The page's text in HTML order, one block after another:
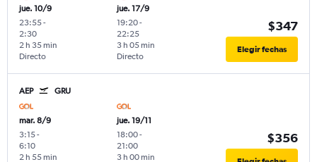
jue. 10/9
23:55-
2:30
Directo
2 h 35 min
jue. 17/9
19:20-
22:25
Directo
3 h 05 min
$347
Elegir fechas
AEP GRU
mar. 8/9
3:15-
6:10
2 h 55 min
jue. 19/11
18:00-
21:00
3 h 00 min
$356